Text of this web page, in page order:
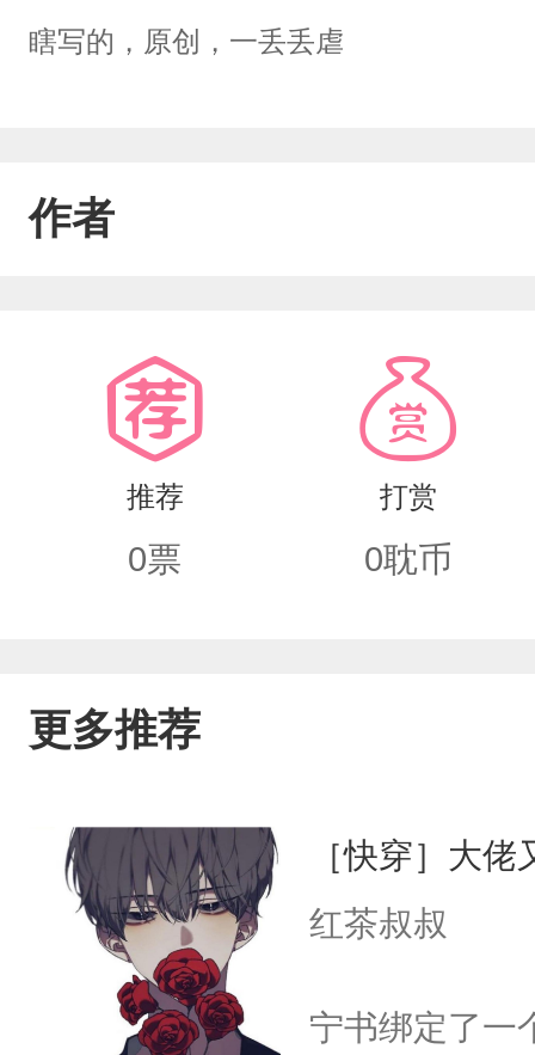
瞎写的，原创，一丢丢虐
作者
推荐
0票
打赏
0耽币
更多推荐
［快穿］大
红茶叔叔
宁书绑定了一